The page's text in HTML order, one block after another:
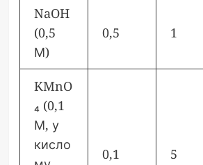
NaOH
(0,5
М)
0,5 1
KMnO
₄ (0,1
М, у
кисло
0,1 5